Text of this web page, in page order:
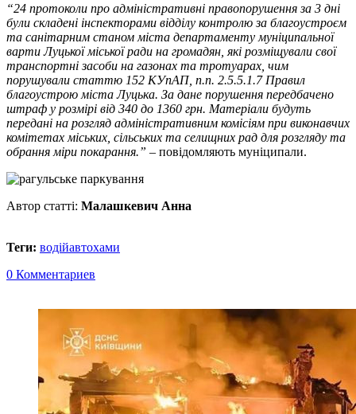
“24 протоколи про адміністративні правопорушення за 3 дні
були складені інспекторами відділу контролю за благоустроєм
та санітарним станом міста департаменту муніципальної
варти Луцької міської ради на громадян, які розміщували свої
транспортні засоби на газонах та тротуарах, чим
порушували статтю 152 КУпАП, п.п. 2.5.5.1.7 Правил
благоустрою міста Луцька. За дане порушення передбачено
штраф у розмірі від 340 до 1360 грн. Матеріали будуть
передані на розгляд адміністративним комісіям при виконавчих
комітетах міських, сільських та селищних рад для розгляду та
обрання міри покарання.” – повідомляють муніципали.
Автор статті: Малашкевич Анна
Теги: водійавтохами
0 Комментариев